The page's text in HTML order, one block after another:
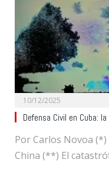
10/12/2025
Defensa Civil en Cuba:
Por Carlos Novoa
China (**) El